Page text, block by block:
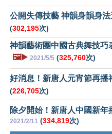
公開失傳技藝 神韻身韻身
(302,195次)
神韻藝術團中國古典舞技
🖼️▶️ 2021/5/5 (325,760次)
好消息！新唐人元宵節再播
(226,705次)
除夕開始！新唐人中國新
2021/2/11 (334,819次)